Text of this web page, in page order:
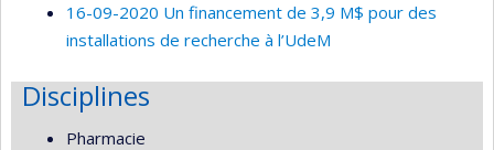
16-09-2020 Un financement de 3,9 M$ pour des
installations de recherche à l’UdeM
Disciplines
Pharmacie